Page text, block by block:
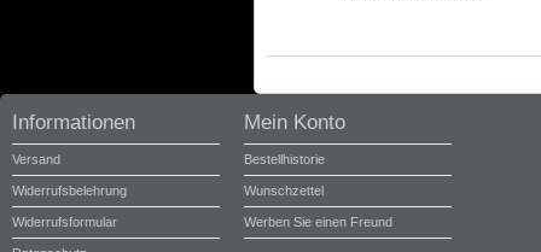
Informationen
Versand
Widerrufsbelehrung
Widerrufsformular
Mein Konto
Bestellhistorie
Wunschzettel
Werben Sie einen Freund